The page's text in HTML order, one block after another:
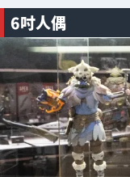
6吋人偶